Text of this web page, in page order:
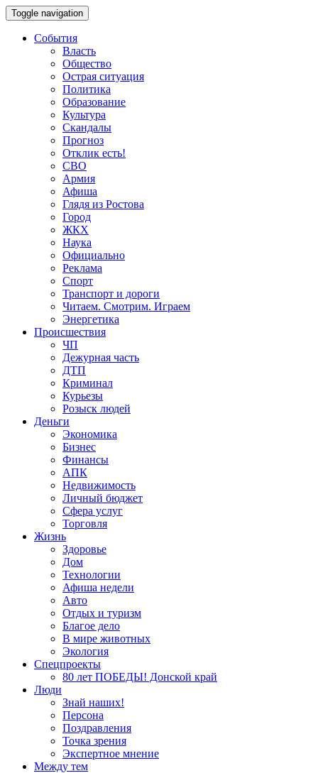
Toggle navigation
События
Власть
Общество
Острая ситуация
Политика
Образование
Культура
Скандалы
Прогноз
Отклик есть!
СВО
Армия
Афиша
Глядя из Ростова
Город
ЖКХ
Наука
Официально
Реклама
Спорт
Транспорт и дороги
Читаем. Смотрим. Играем
Энергетика
Происшествия
ЧП
Дежурная часть
ДТП
Криминал
Курьезы
Розыск людей
Деньги
Экономика
Бизнес
Финансы
АПК
Недвижимость
Личный бюджет
Сфера услуг
Торговля
Жизнь
Здоровье
Дом
Технологии
Афиша недели
Авто
Отдых и туризм
Благое дело
В мире животных
Экология
Спецпроекты
80 лет ПОБЕДЫ! Донской край
Люди
Знай наших!
Персона
Поздравления
Точка зрения
Экспертное мнение
Между тем